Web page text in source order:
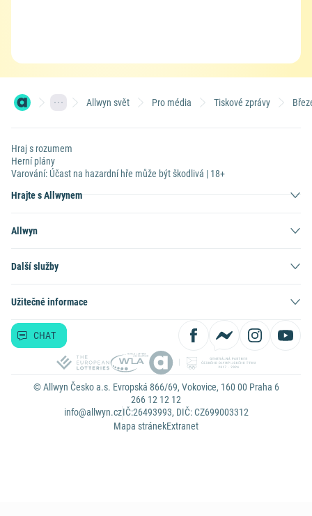
Allwyn svět Pro média Tiskové zprávy
Hraj s rozumem
Herní plány
Varování: Účast na hazardní hře může být škodlivá | 18+
Hrajte s Allwynem
Allwyn
Další služby
Užitečné informace
CHAT
© Allwyn Česko a.s. Evropská 866/69, Vokovice, 160 00 Praha 6
266 12 12 12
info@allwyn.czIČ:26493993, DIČ: CZ699003312
Mapa stránekExtranet